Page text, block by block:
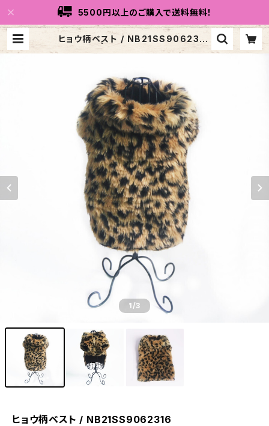
5500円以上のご購入で送料無料！
ヒョウ柄ベスト / NB21SS9062316
| トリコリコdog
1/3
ヒョウ柄ベスト / NB21SS9062316